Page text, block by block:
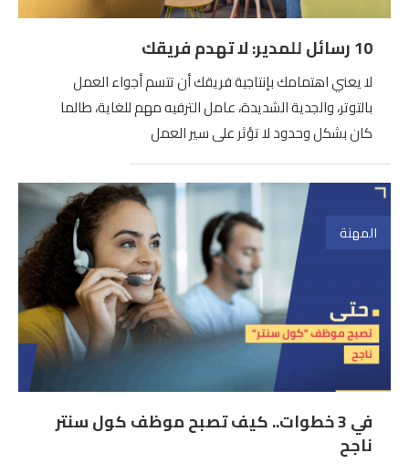
10 رسائل للمدير: لا تهدم فريقك
لا يعني اهتمامك بإنتاجية فريقك أن تتسم أجواء العمل
بالتوتر، والجدية الشديدة، عامل الترفيه مهم للغاية، طالما
كان بشكل وحدود لا تؤثر على سير العمل
المهنة
في 3 خطوات.. كيف تصبح موظف كول سنتر
ناجح